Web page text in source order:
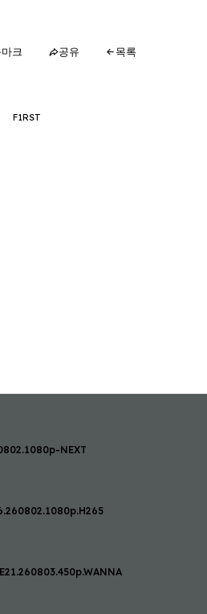
크 공유 목록
F1RST
NEXT
.E21.260803.450p.WANNA